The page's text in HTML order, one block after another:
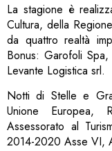
La stagione è
Cultura, della
da quattro realtà
Bonus: Garofoli
Levante Logistica srl.
Notti di Stelle e
Unione Europea,
Assessorato al
2014-2020 Asse VI,